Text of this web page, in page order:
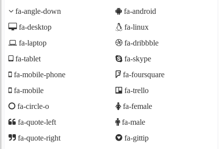
fa-angle-down
fa-desktop
fa-laptop
fa-tablet
fa-mobile-phone
fa-mobile
fa-circle-o
fa-quote-left
fa-quote-right
fa-android
fa-linux
fa-dribbble
fa-skype
fa-foursquare
fa-trello
fa-female
fa-male
fa-gittip